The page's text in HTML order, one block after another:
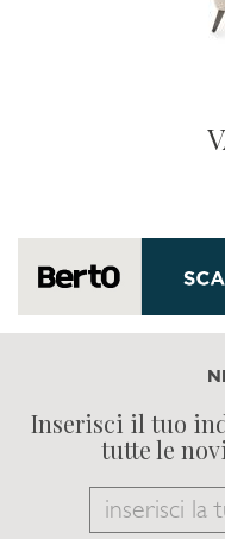
Inserisci il tuo
tutte le